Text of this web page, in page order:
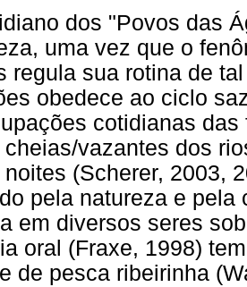
dos "Povos das
uma vez que o
regula sua rotina de
obedece ao ciclo
cotidianas
cheias/vazantes dos
(Scherer, 2003,
pela natureza e pela
em diversos seres
oral (Fraxe, 1998)
de pesca ribeirinha